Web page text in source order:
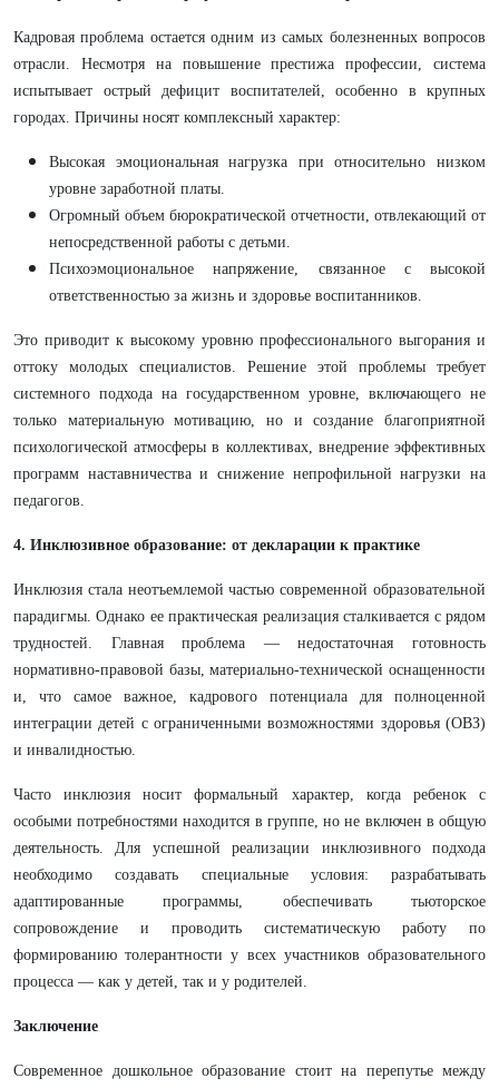
Кадровая проблема остается одним из самых болезненных вопросов
отрасли. Несмотря на повышение престижа профессии, система
испытывает острый дефицит воспитателей, особенно в крупных
городах. Причины носят комплексный характер:
Высокая эмоциональная нагрузка при относительно низком
уровне заработной платы.
Огромный объем бюрократической отчетности, отвлекающий от
непосредственной работы с детьми.
Психоэмоциональное напряжение, связанное с высокой
ответственностью за жизнь и здоровье воспитанников.
Это приводит к высокому уровню профессионального выгорания и
оттоку молодых специалистов. Решение этой проблемы требует
системного подхода на государственном уровне, включающего не
только материальную мотивацию, но и создание благоприятной
психологической атмосферы в коллективах, внедрение эффективных
программ наставничества и снижение непрофильной нагрузки на
педагогов.
4. Инклюзивное образование: от декларации к практике
Инклюзия стала неотъемлемой частью современной образовательной
парадигмы. Однако ее практическая реализация сталкивается с рядом
трудностей. Главная проблема — недостаточная готовность
нормативно-правовой базы, материально-технической оснащенности
и, что самое важное, кадрового потенциала для полноценной
интеграции детей с ограниченными возможностями здоровья (ОВЗ)
и инвалидностью.
Часто инклюзия носит формальный характер, когда ребенок с
особыми потребностями находится в группе, но не включен в общую
деятельность. Для успешной реализации инклюзивного подхода
необходимо создавать специальные условия: разрабатывать
адаптированные программы, обеспечивать тьюторское
сопровождение и проводить систематическую работу по
формированию толерантности у всех участников образовательного
процесса — как у детей, так и у родителей.
Заключение
Современное дошкольное образование стоит на перепутье между